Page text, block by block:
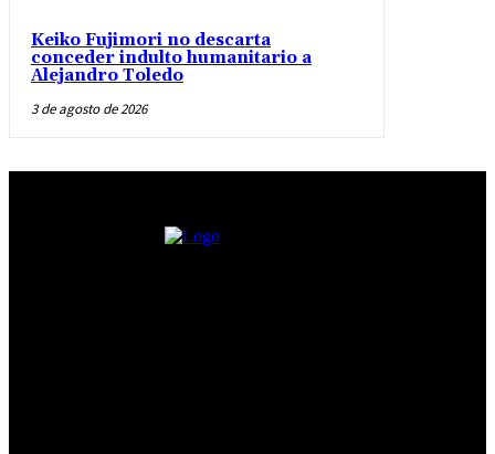
Keiko Fujimori no descarta
conceder indulto humanitario a
Alejandro Toledo
3 de agosto de 2026